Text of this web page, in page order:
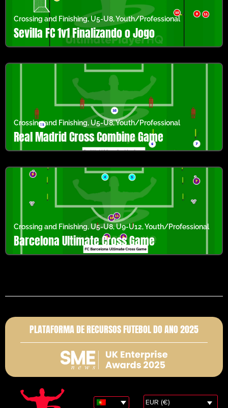
Crossing and Finishing,U5-U8,Youth/Professional
Sevilla FC 1v1 Finalizando o Jogo
Crossing and Finishing, U5-U8,Youth/Professional
Real Madrid Cross Combine Game
Crossing and Finishing, U5-U8,U9-U12,Youth/Professional
Barcelona Ultimate Cross Game
PLATAFORMA DE RECURSOS FUTEBOL DO ANO 2025
EUR (€)